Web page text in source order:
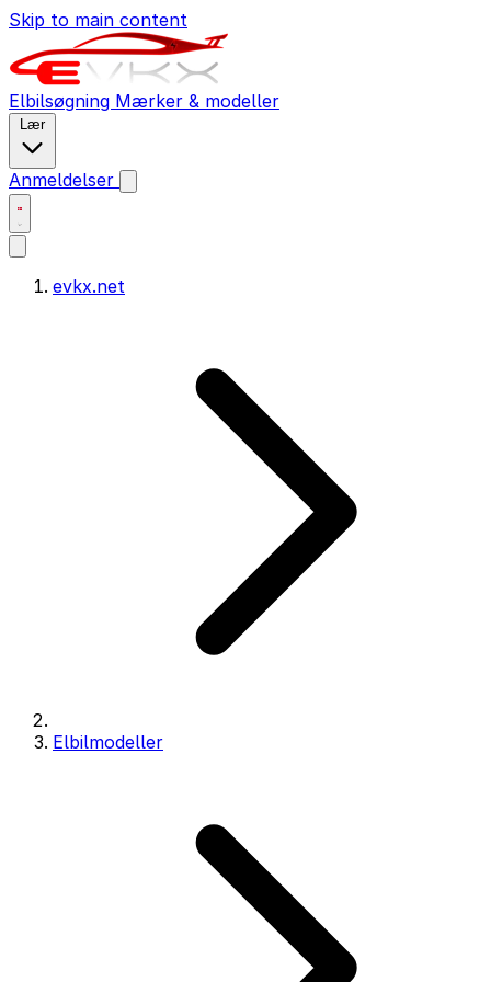
Skip to main content
Elbilsøgning Mærker & modeller
Lær
Anmeldelser
evkx.net
Elbilmodeller